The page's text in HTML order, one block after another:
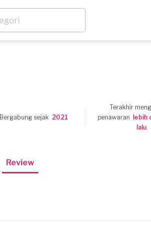
Bergabung sejak 2021
Terakhir
penawaran
lebih
lalu
Review